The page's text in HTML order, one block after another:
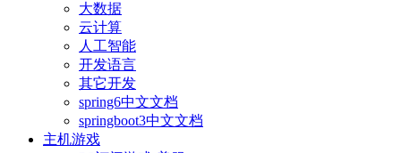
大数据
云计算
人工智能
开发语言
其它开发
spring6中文文档
springboot3中文文档
主机游戏